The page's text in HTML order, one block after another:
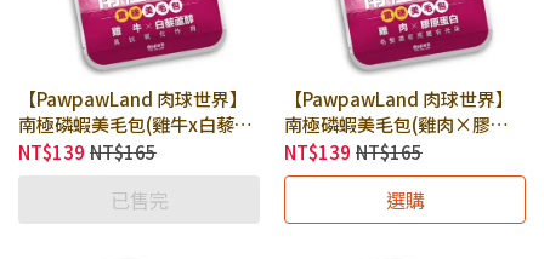
【PawpawLand 肉球世界】
南極磷蝦美毛包(雞牛x白藜蘆
醇 泥狀) 185g × 包｜貓餐包
貓咪主食餐包 全齡貓主食餐包
｜添加四種美毛成分 養出閃亮
毛髮
NT$139 NT$165
已售完
【PawpawLand 肉球世界】
南極磷蝦美毛包(雞肉×膠原
蛋白 泥狀) 185g × 包｜貓餐
包 貓咪主食餐包 全齡貓主食
餐包｜添加四種美毛成分 養出
閃亮毛髮
NT$139 NT$165
選購